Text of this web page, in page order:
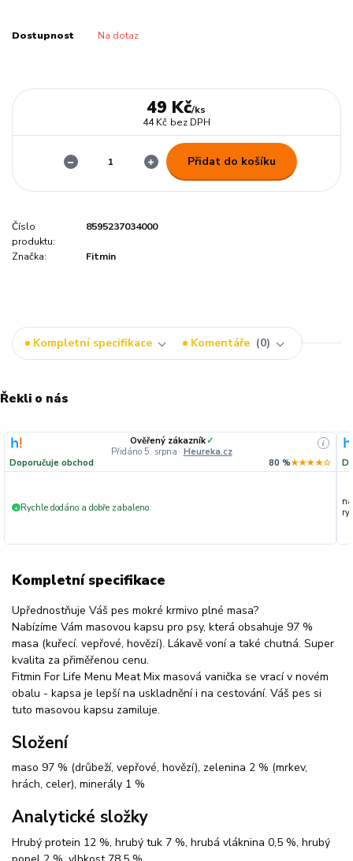
Dostupnost Na dotaz
49 Kč/ks
44 Kč bez DPH
Přidat do košíku
Číslo
produktu:
8595237034000
Značka: Fitmin
Kompletní specifikace Komentáře 0
Řekli o nás
Ověřený zákazník✓
Přidáno 5. srpna · Heureka.cz
i
Doporučuje obchod 80 %★★★★☆
+ Rychle dodáno a dobře zabaleno.
Kompletní specifikace
Upřednostňuje Váš pes mokré krmivo plné masa?
Nabízíme Vám masovou kapsu pro psy, která obsahuje 97 %
masa (kuřecí. vepřové, hovězí). Lákavě voní a také chutná. Super
kvalita za přiměřenou cenu.
Fitmin For Life Menu Meat Mix masová vanička se vrací v novém
obalu - kapsa je lepší na uskladnění i na cestování. Váš pes si
tuto masovou kapsu zamiluje.
Složení
maso 97 % (drůbeží, vepřové, hovězí), zelenina 2 % (mrkev,
hrách, celer), minerály 1 %
Analytické složky
Hrubý protein 12 %, hrubý tuk 7 %, hrubá vláknina 0,5 %, hrubý